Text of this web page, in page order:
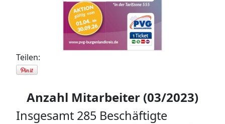
Teilen:
Anzahl Mitarbeiter (03/2023)
Insgesamt 285 Beschäftigte